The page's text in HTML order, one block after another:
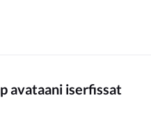
avataani iserfissat